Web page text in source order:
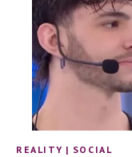
REALITY | SOCIAL